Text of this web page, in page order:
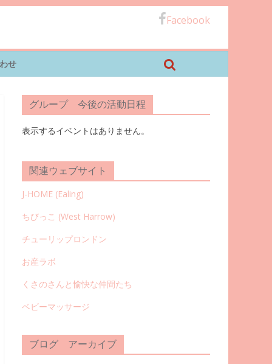
Facebook
せ
グループ 今後の活動日程
表示するイベントはありません。
関連ウェブサイト
J-HOME (Ealing)
ちびっこ (West Harrow)
チューリップロンドン
お産ラボ
くさのさんと愉快な仲間たち
ベビーマッサージ
ブログ アーカイブ